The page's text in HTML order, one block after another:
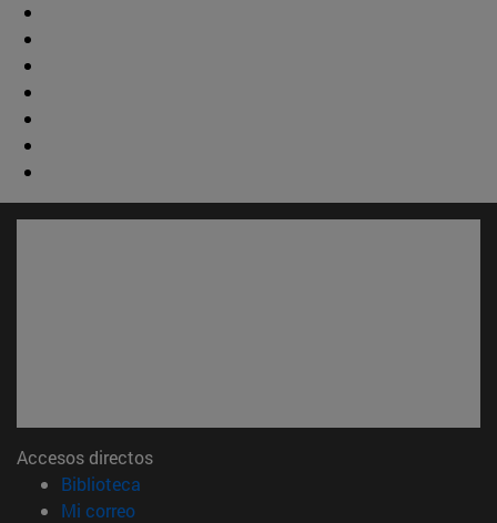
Accesos directos
Biblioteca
Mi correo(abre en nueva ventana)